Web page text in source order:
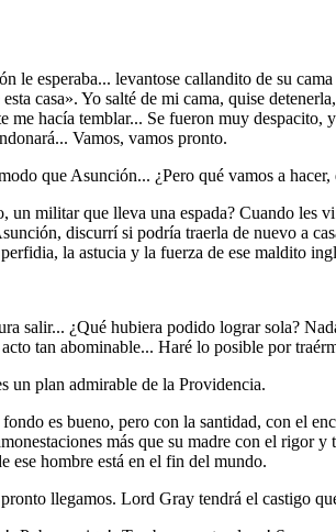
esperaba... levantose callandito de su
casa». Yo salté de mi cama, quise
me hacía temblar... Se fueron muy
Vamos, vamos pronto.
que Asunción... ¿Pero qué vamos a
militar que lleva una espada? Cuando les
discurrí si podría traerla de nuevo a
la astucia y la fuerza de ese maldito
salir... ¿Qué hubiera podido lograr sola?
tan abominable... Haré lo posible por
un plan admirable de la Providencia.
es bueno, pero con la santidad, con el
más que su madre con el rigor
ese hombre está en el fin del mundo.
llegamos. Lord Gray tendrá el castigo